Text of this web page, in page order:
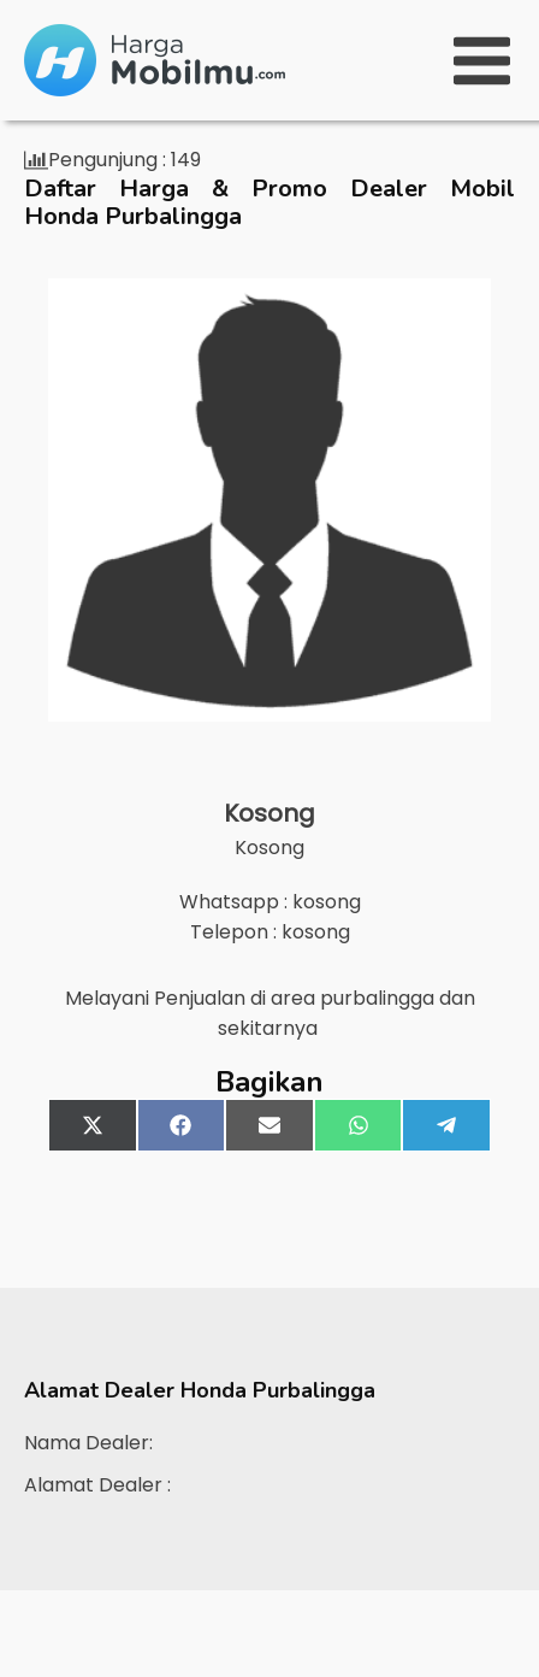
Pengunjung : 149
Daftar Harga & Promo Dealer Mobil
Honda Purbalingga
Kosong
Kosong
Whatsapp : kosong
Telepon : kosong
Melayani Penjualan di area purbalinggadan
sekitarnya
Bagikan
Share
on
X
(Twitter)
Share
on
FacebookShare
on
Email Share
on
WhatsApp
on
Alamat Dealer Honda Purbalingga
Nama Dealer:
Alamat Dealer :